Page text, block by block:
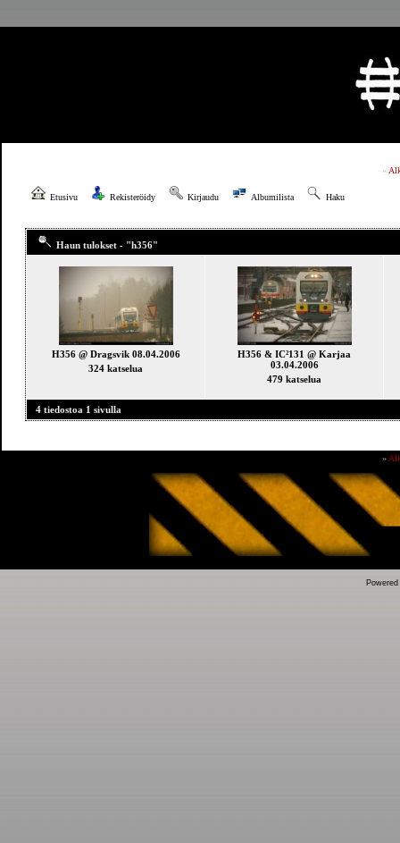
»
Etusivu Rekisteröidy Kirjaudu Albumilista Haku
Haun tulokset - "h356"
H356 @ Dragsvik 08.04.2006
324 katselua
H356 & IC²131 @ Karjaa
03.04.2006
479 katselua
4 tiedostoa 1 sivulla
»